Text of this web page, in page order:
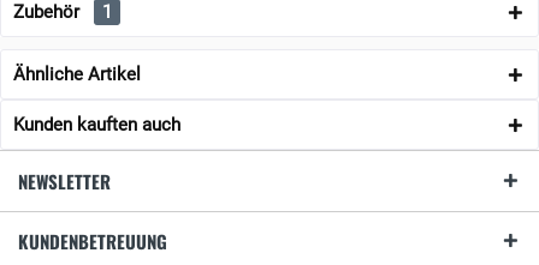
Zubehör 1
Ähnliche Artikel
Kunden kauften auch
NEWSLETTER
KUNDENBETREUUNG